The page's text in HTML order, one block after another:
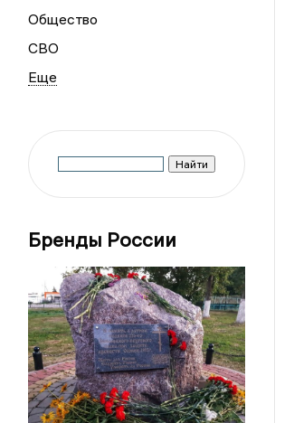
Общество
СВО
Бренды России